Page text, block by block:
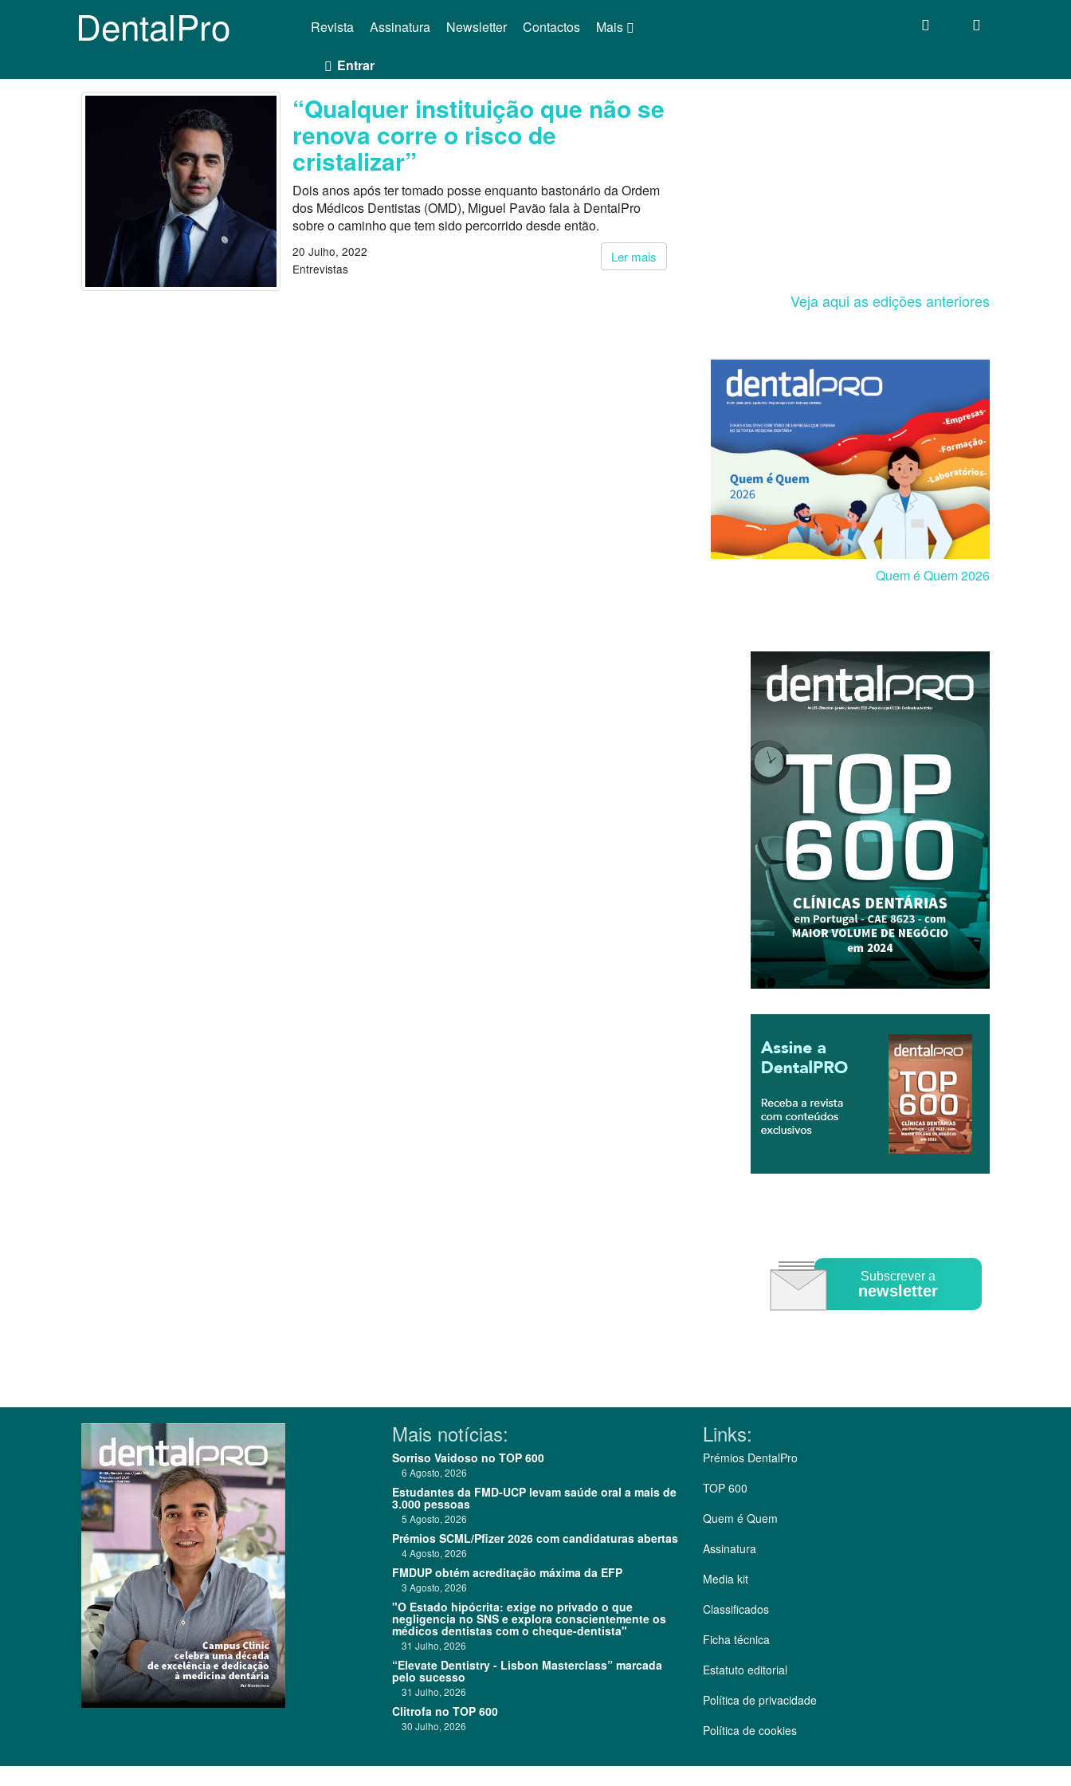
DentalPro Mais
Revista Assinatura Newsletter Contactos
Entrar
“Qualquer instituição que não se
renova corre o risco de
cristalizar”
Dois anos após ter tomado posse enquanto bastonário da Ordem
dos Médicos Dentistas (OMD), Miguel Pavão fala à DentalPro
sobre o caminho que tem sido percorrido desde então.
Ler mais
20 Julho, 2022
Entrevistas
Veja aqui as edições anteriores
Quem é Quem 2026
Subscrever a
newsletter
Clique para ler
Mais notícias:
Sorriso Vaidoso no TOP 600
6 Agosto, 2026
Estudantes da FMD-UCP levam saúde oral a mais de
3.000 pessoas
5 Agosto, 2026
Prémios SCML/Pfizer 2026 com candidaturas abertas
4 Agosto, 2026
FMDUP obtém acreditação máxima da EFP
3 Agosto, 2026
"O Estado hipócrita: exige no privado o que
negligencia no SNS e explora conscientemente os
médicos dentistas com o cheque-dentista"
31 Julho, 2026
“Elevate Dentistry - Lisbon Masterclass” marcada
pelo sucesso
31 Julho, 2026
Clitrofa no TOP 600
30 Julho, 2026
Links:
Prémios DentalPro
TOP 600
Quem é Quem
Assinatura
Media kit
Classificados
Ficha técnica
Estatuto editorial
Política de privacidade
Política de cookies